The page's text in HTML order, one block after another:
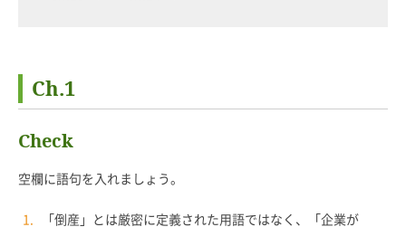
Ch.1
Check
空欄に語句を入れましょう。
「倒産」とは厳密に定義された用語ではなく、「企業が